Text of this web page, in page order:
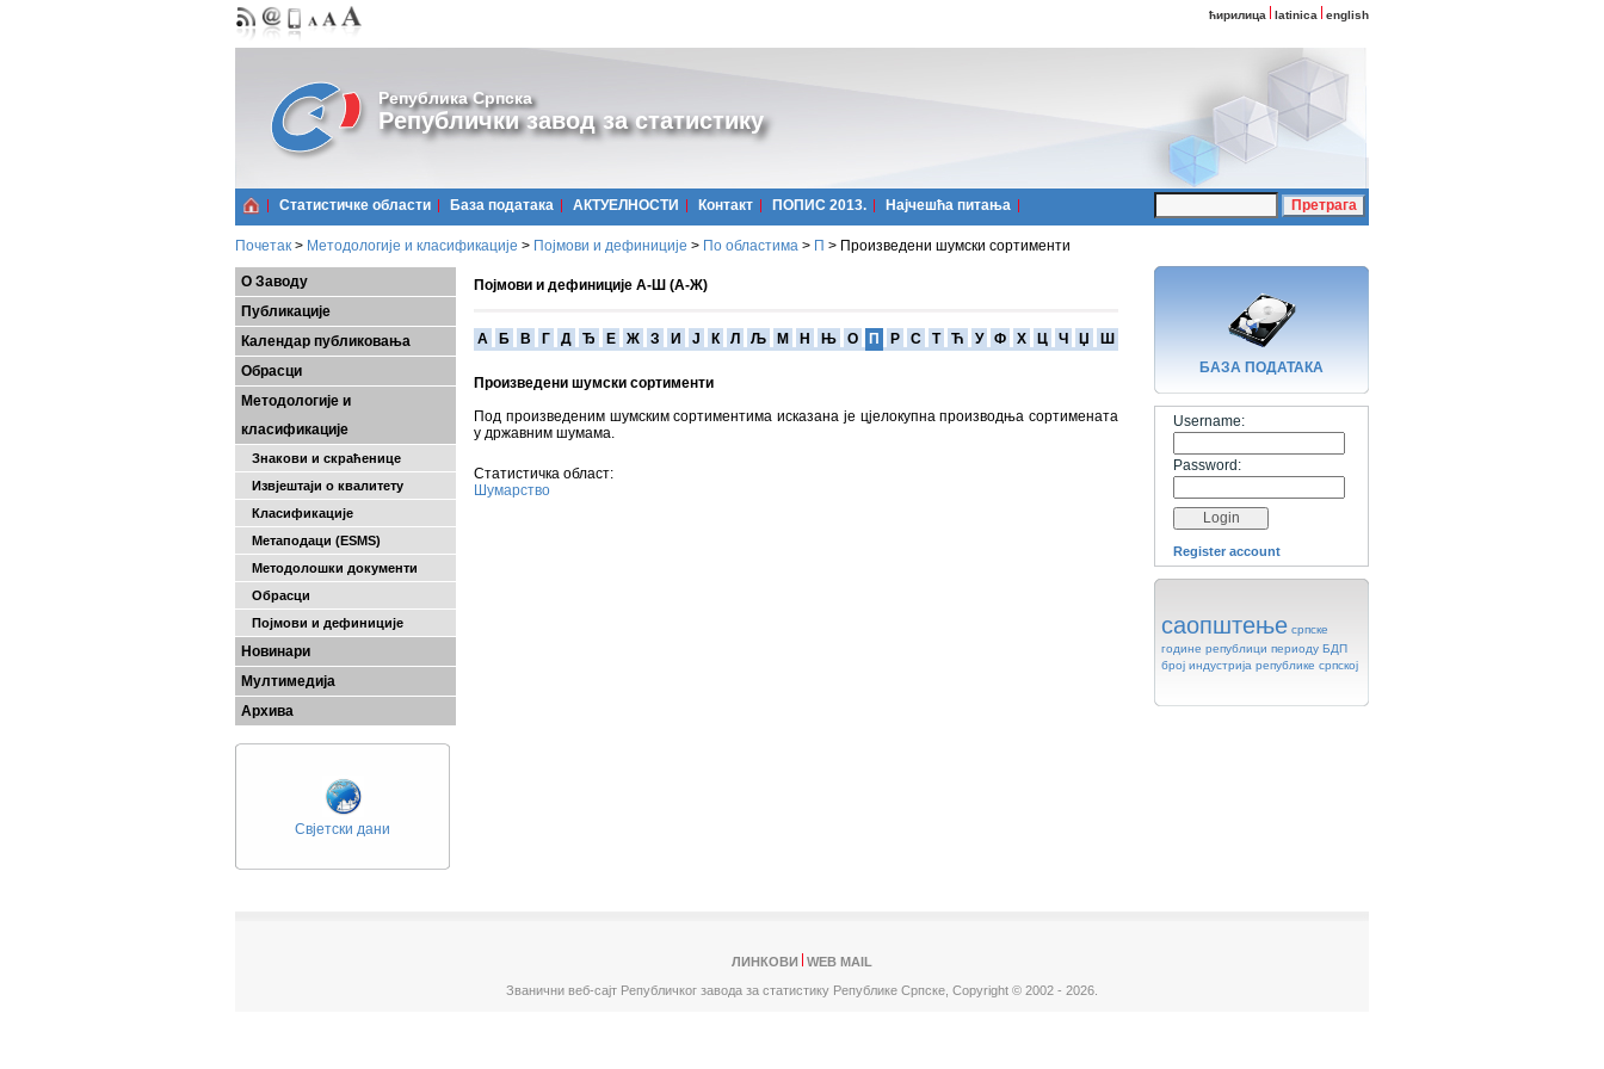
ћирилица latinica english
Република Српска
Републички завод за статистику
Статистичке области Базa података АКТУЕЛНОСТИ Контакт ПОПИС 2013. Најчешћa питања
Почетак > Методологије и класификације > Појмови и дефиниције > По областима > П > Произведени шумски сортименти
О Заводу
Публикације
Календар публиковања
Обрасци
Методологије и
класификације
Знакови и скраћенице
Извјештаји о квалитету
Класификације
Метаподаци (ESMS)
Методолошки документи
Обрасци
Појмови и дефиниције
Новинари
Мултимедија
Архива
Свјетски дани
Појмови и дефиниције А-Ш (А-Ж)
A Б В Г Д Ђ Е Ж З И Ј К Л Љ М Н Њ О П Р С Т Ћ У Ф Х Ц Ч Џ Ш
Произведени шумски сортименти
Под произведеним шумским сортиментима исказана је цјелокупна производња сортимената
у државним шумама.
Статистичка област:
Шумарство
БАЗA ПОДАТАКА
Username:
Password:
Register account
саопштење српске
године републици периоду БДП
број индустрија републике српској
ЛИНКОВИ
WEB MAIL
Званични веб-сајт Републичког завода за статистику Републике Српске, Copyright © 2002 - 2026.